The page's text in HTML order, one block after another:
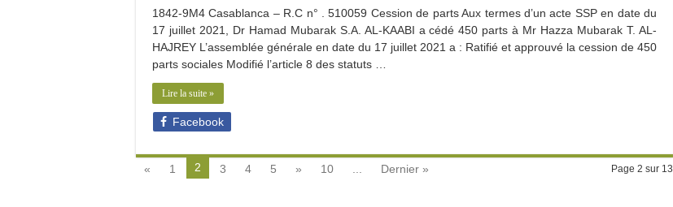
1842-9M4 Casablanca – R.C n° . 510059 Cession de parts Aux termes d’un acte SSP en date du
17 juillet 2021, Dr Hamad Mubarak S.A. AL-KAABI a cédé 450 parts à Mr Hazza Mubarak T. AL-
HAJREY L’assemblée générale en date du 17 juillet 2021 a : Ratifié et approuvé la cession de 450
parts sociales Modifié l’article 8 des statuts …
Lire la suite »
Facebook
Page 2 sur 13
« 1 2 3 4 5 » 10 Dernier »